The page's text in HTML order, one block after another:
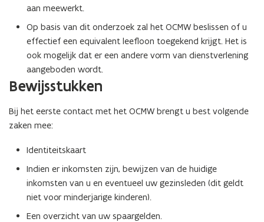
aan meewerkt.
Op basis van dit onderzoek zal het OCMW beslissen of u
effectief een equivalent leefloon toegekend krijgt. Het is
ook mogelijk dat er een andere vorm van dienstverlening
aangeboden wordt.
Bewijsstukken
Bij het eerste contact met het OCMW brengt u best volgende
zaken mee:
Identiteitskaart
Indien er inkomsten zijn, bewijzen van de huidige
inkomsten van u en eventueel uw gezinsleden (dit geldt
niet voor minderjarige kinderen).
Een overzicht van uw spaargelden.